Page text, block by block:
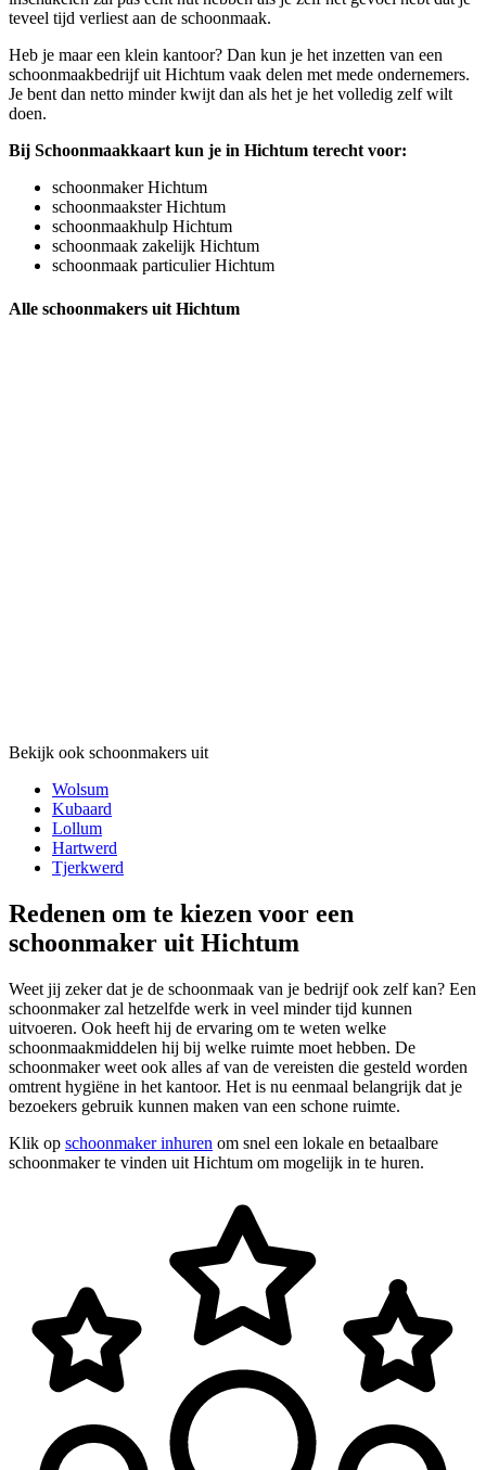
teveel tijd verliest aan de schoonmaak.
Heb je maar een klein kantoor? Dan kun je het inzetten van een
schoonmaakbedrijf uit Hichtum vaak delen met mede ondernemers.
Je bent dan netto minder kwijt dan als het je het volledig zelf wilt
doen.
Bij Schoonmaakkaart kun je in Hichtum terecht voor:
schoonmaker Hichtum
schoonmaakster Hichtum
schoonmaakhulp Hichtum
schoonmaak zakelijk Hichtum
schoonmaak particulier Hichtum
Alle schoonmakers uit Hichtum
Bekijk ook schoonmakers uit
Wolsum
Kubaard
Lollum
Hartwerd
Tjerkwerd
Redenen om te kiezen voor een
schoonmaker uit Hichtum
Weet jij zeker dat je de schoonmaak van je bedrijf ook zelf kan? Een
schoonmaker zal hetzelfde werk in veel minder tijd kunnen
uitvoeren. Ook heeft hij de ervaring om te weten welke
schoonmaakmiddelen hij bij welke ruimte moet hebben. De
schoonmaker weet ook alles af van de vereisten die gesteld worden
omtrent hygiëne in het kantoor. Het is nu eenmaal belangrijk dat je
bezoekers gebruik kunnen maken van een schone ruimte.
Klik op schoonmaker inhuren om snel een lokale en betaalbare
schoonmaker te vinden uit Hichtum om mogelijk in te huren.